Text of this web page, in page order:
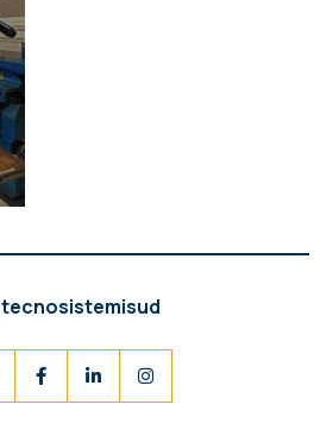
tecnosistemisud